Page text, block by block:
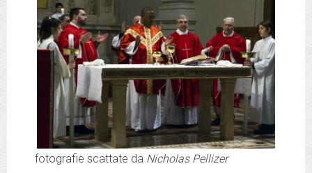
fotografie scattate da Nicholas Pellizer